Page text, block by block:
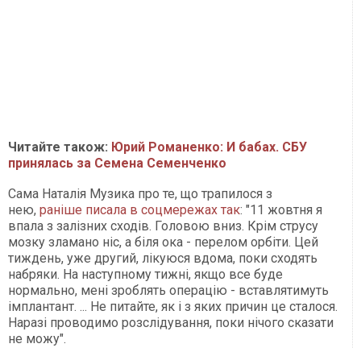
Читайте також: Юрий Романенко: И бабах. СБУ
принялась за Семена Семенченко
Сама Наталія Музика про те, що трапилося з
нею, раніше писала в соцмережах так: "11 жовтня я
впала з залізних сходів. Головою вниз. Крім струсу
мозку зламано ніс, а біля ока - перелом орбіти. Цей
тиждень, уже другий, лікуюся вдома, поки сходять
набряки. На наступному тижні, якщо все буде
нормально, мені зроблять операцію - вставлятимуть
імплантант. ... Не питайте, як і з яких причин це сталося.
Наразі проводимо розслідування, поки нічого сказати
не можу".